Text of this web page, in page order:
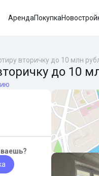
АрендаПокупка
вторичку до 10 млн
до 10